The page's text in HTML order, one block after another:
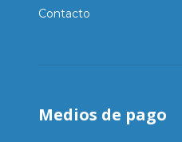
Contacto
Medios de pago